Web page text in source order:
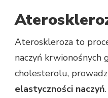
Ateroskleroza to
naczyń krwionośnych
cholesterolu,
elastyczności naczyń